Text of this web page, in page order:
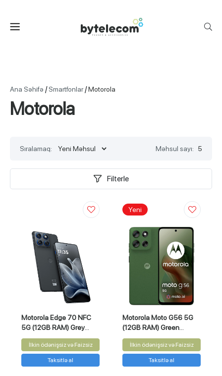
Ana Səhifə /Smartfonlar/Motorola
Motorola
Sıralamaq: Məhsul sayı: 5
Filterle
Motorola Edge 70 NFC
5G (12GB RAM) Grey
512GB
İlkin ödənişsiz və Faizsiz
Taksitlə al
Yeni
Motorola Moto G56 5G
(12GB RAM) Green
256GB
İlkin ödənişsiz və Faizsiz
Taksitlə al